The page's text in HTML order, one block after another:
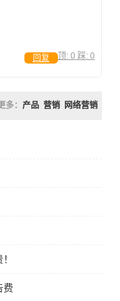
顶: 0 踩: 0
回复
多： 产品 营销 网络营销
费